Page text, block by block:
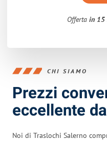
Offerta in 15
CHI SIAMO
Prezzi
eccellente
Noi di Traslochi Salerno